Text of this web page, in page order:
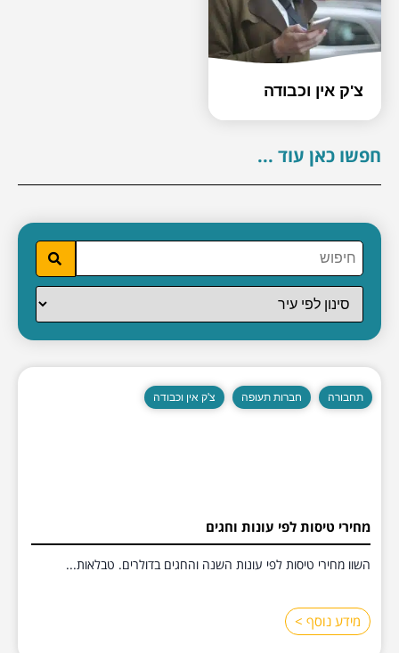
צ'ק אין וכבודה
חפשו כאן עוד ...
תחבורה חברות תעופה צ'ק אין וכבודה
מחירי טיסות לפי עונות וחגים
השוו מחירי טיסות לפי עונות השנה והחגים בדולרים. טבלאות...
מידע נוסף >